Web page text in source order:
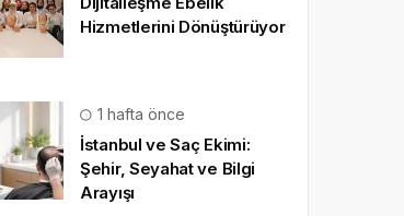
Hizmetlerini Dönüştürüyor
1 hafta önce
İstanbul ve Saç Ekimi:
Şehir, Seyahat ve Bilgi
Arayışı